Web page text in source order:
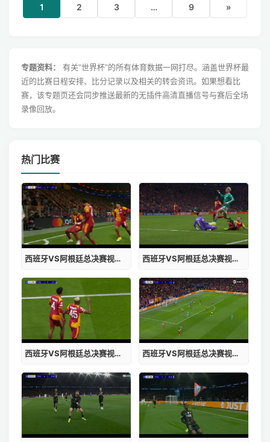
1 2 3 … 9 »
专题资料：
有关“世界杯”的所有体育数据一网打尽。涵盖世界杯最
近的比赛日程安排、比分记录以及相关的转会资讯。如果想看比
赛，该专题页还会同步推送最新的无插件高清直播信号与赛后全场
录像回放。
热门比赛
西班牙VS阿根廷总决赛视频完整版高清 西班牙VS阿根廷总决赛视频完整版观看
西班牙VS阿根廷总决赛视频完整版教学 西班牙VS阿根廷总决赛视频完整版下载